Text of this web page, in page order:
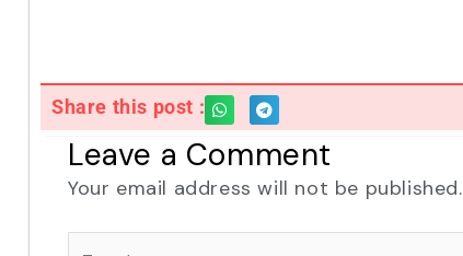
Share this post :
Leave a Comment
Your email address will not be published.